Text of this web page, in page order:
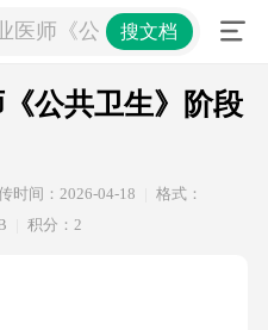
医师《公共卫生》阶段测
搜文档
公共卫生》阶段
传时间：2026-04-18
格式：
积分：2